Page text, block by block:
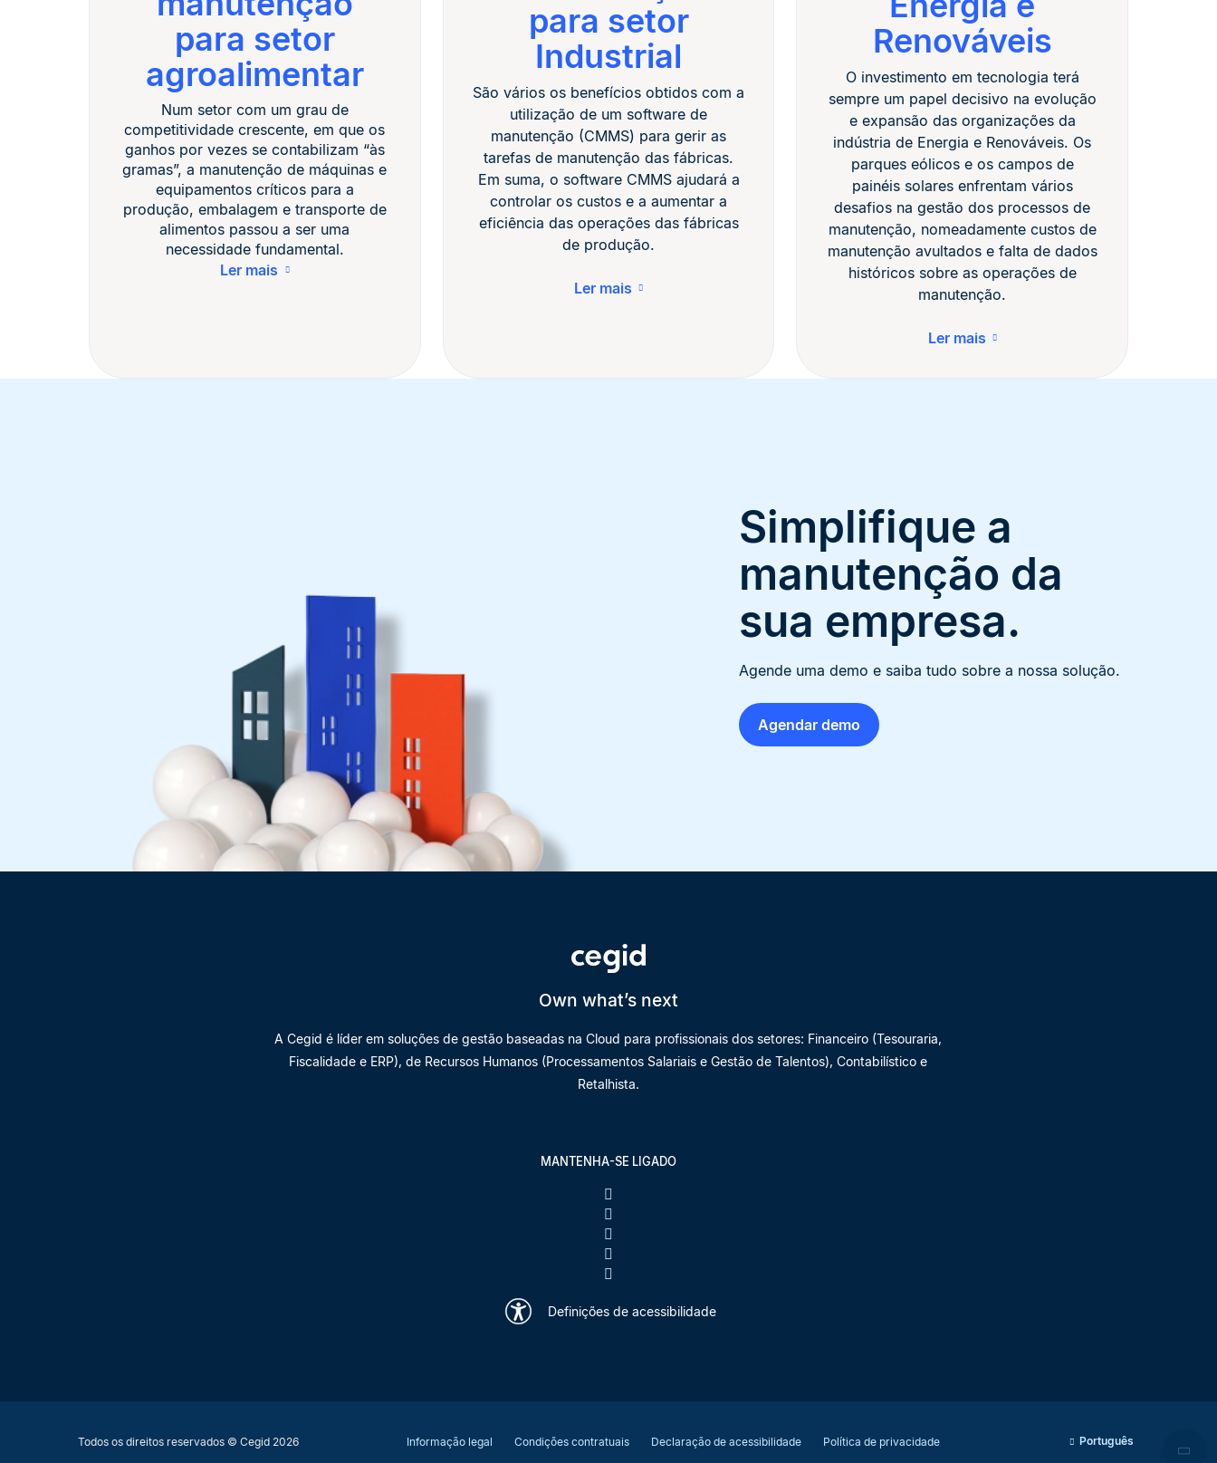
para setor
agroalimentar
Num setor com um grau de
competitividade crescente, em que os
ganhos por vezes se contabilizam “às
gramas”, a manutenção de máquinas e
equipamentos críticos para a
produção, embalagem e transporte de
alimentos passou a ser uma
necessidade fundamental.
Ler mais
para setor
Industrial
São vários os benefícios obtidos com a
utilização de um software de
manutenção (CMMS) para gerir as
tarefas de manutenção das fábricas.
Em suma, o software CMMS ajudará a
controlar os custos e a aumentar a
eficiência das operações das fábricas
de produção.
Ler mais
Renováveis
O investimento em tecnologia terá
sempre um papel decisivo na evolução
e expansão das organizações da
indústria de Energia e Renováveis. Os
parques eólicos e os campos de
painéis solares enfrentam vários
desafios na gestão dos processos de
manutenção, nomeadamente custos de
manutenção avultados e falta de dados
históricos sobre as operações de
manutenção.
Ler mais
Simplifique a
manutenção da
sua empresa.
Agende uma demo e saiba tudo sobre a nossa solução.
Agendar demo
Own what’s next
A Cegid é líder em soluções de gestão baseadas na Cloud para profissionais dos setores: Financeiro (Tesouraria,
Fiscalidade e ERP), de Recursos Humanos (Processamentos Salariais e Gestão de Talentos), Contabilístico e
Retalhista.
MANTENHA-SE LIGADO
Definições de acessibilidade
Todos os direitos reservados © Cegid 2026 Informação legal Condições contratuais Declaração de acessibilidade Política de privacidade Português